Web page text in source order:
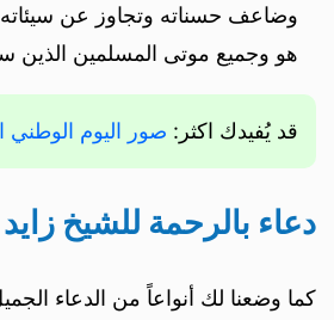
وضاعف حسناته وتجاوز عن
هو وجميع موتى المسلمين الذين
قد يُفيدك اكثر: صور اليوم الوطني
دعاء بالرحمة للشيخ زايد
كما وضعنا لك أنواعاً من الدعاء